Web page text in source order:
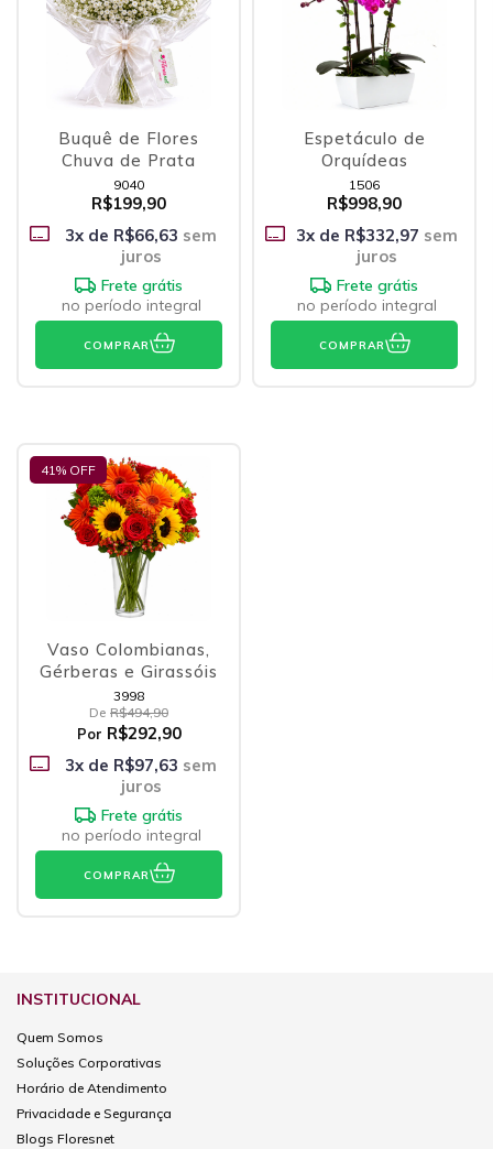
Buquê de Flores
Chuva de Prata
9040
R$199,90
3x de R$66,63 sem
juros
Frete grátis
no período integral
COMPRAR
Espetáculo de
Orquídeas
1506
R$998,90
3x de R$332,97 sem
juros
Frete grátis
no período integral
COMPRAR
41% OFF
Vaso Colombianas,
Gérberas e Girassóis
3998
De R$494,90
Por R$292,90
3x de R$97,63 sem
juros
Frete grátis
no período integral
COMPRAR
INSTITUCIONAL
Quem Somos
Soluções Corporativas
Horário de Atendimento
Privacidade e Segurança
Blogs Floresnet